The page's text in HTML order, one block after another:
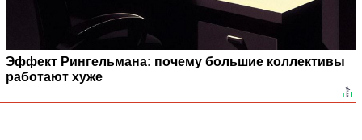
Эффект Рингельмана: почему большие коллективы
работают хуже